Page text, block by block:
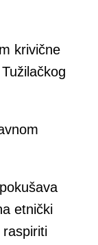
krivične
etnički